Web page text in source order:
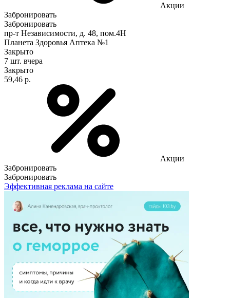
Акции
Забронировать
Забронировать
пр-т Независимости, д. 48, пом.4Н
Планета Здоровья Аптека №1
Закрыто
7 шт. вчера
Закрыто
59,46 р.
Акции
Забронировать
Забронировать
Эффективная реклама на сайте